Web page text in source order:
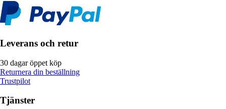
Leverans och retur
30 dagar öppet köp
Returnera din beställning
Trustpilot
Tjänster